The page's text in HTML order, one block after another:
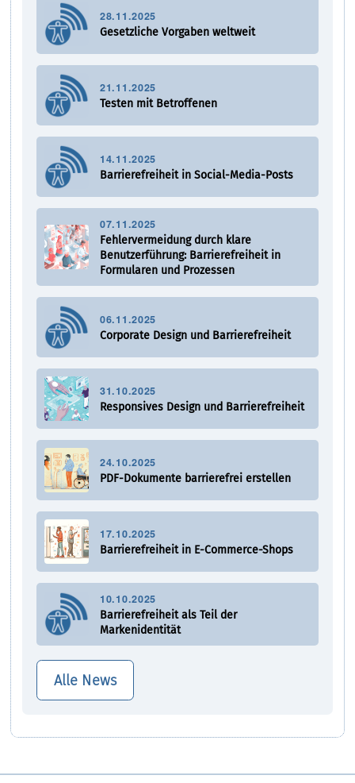
28.11.2025
Gesetzliche Vorgaben weltweit
21.11.2025
Testen mit Betroffenen
14.11.2025
Barrierefreiheit in Social-Media-Posts
07.11.2025
Fehlervermeidung durch klare
Benutzerführung: Barrierefreiheit in
Formularen und Prozessen
06.11.2025
Corporate Design und Barrierefreiheit
31.10.2025
Responsives Design und Barrierefreiheit
24.10.2025
PDF-Dokumente barrierefrei erstellen
17.10.2025
Barrierefreiheit in E-Commerce-Shops
10.10.2025
Barrierefreiheit als Teil der
Markenidentität
Alle News